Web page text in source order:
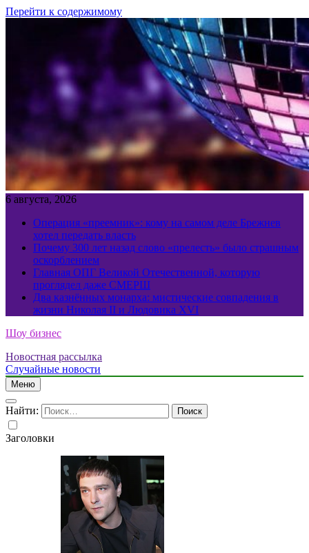
Перейти к содержимому
6 августа, 2026
Операция «преемник»: кому на самом деле Брежнев
хотел передать власть
Почему 300 лет назад слово «прелесть» было страшным
оскорблением
Главная ОПГ Великой Отечественной, которую
проглядел даже СМЕРШ
Два казнённых монарха: мистические совпадения в
жизни Николая II и Людовика XVI
Шоу бизнес
Новостная рассылка
Случайные новости
Меню
Найти:
Заголовки